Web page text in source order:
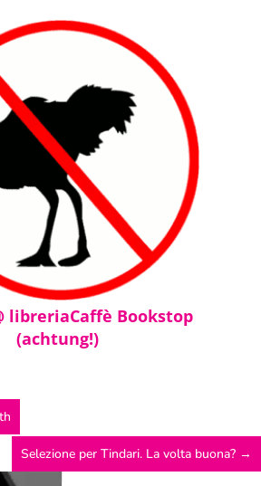
libreriaCaffè Bookstop
(achtung!)
Selezione per Tindari. La volta buona? →